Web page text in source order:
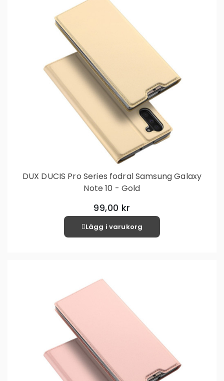
DUX DUCIS Pro Series fodral Samsung Galaxy
Note 10 - Gold
99,00 kr
Lägg i varukorg